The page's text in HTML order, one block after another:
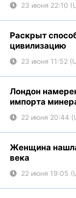
23 июня 22:10
Раскрыт
цивилизацию
23 июня 11:52
Лондон
импорта
22 июня 20:44
Женщина
века
22 июня 19:05